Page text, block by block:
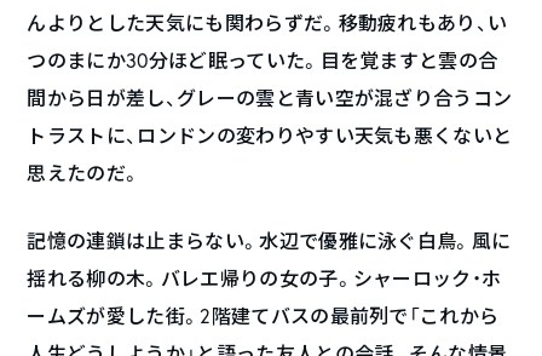
んよりとした天気にも関わらずだ。移動疲れもあり、い
つのまにか30分ほど眠っていた。目を覚ますと雲の合
間から日が差し、グレーの雲と青い空が混ざり合うコン
トラストに、ロンドンの変わりやすい天気も悪くないと
思えたのだ。
記憶の連鎖は止まらない。水辺で優雅に泳ぐ白鳥。風に
揺れる柳の木。バレエ帰りの女の子。シャーロック・ホ
ームズが愛した街。2階建てバスの最前列で「これから